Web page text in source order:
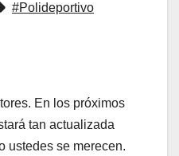
#Polideportivo
En los próximos
tan actualizada
ustedes se merecen.